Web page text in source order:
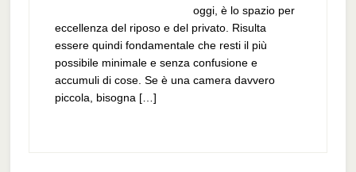
oggi, è lo spazio per
eccellenza del riposo e del privato. Risulta
essere quindi fondamentale che resti il più
possibile minimale e senza confusione e
accumuli di cose. Se è una camera davvero
piccola, bisogna […]